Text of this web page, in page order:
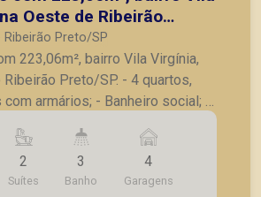
Oeste de Ribeirão
Ribeirão Preto/SP
223,06m², bairro Vila Virgínia,
Preto/SP. - 4 quartos,
armários; - Banheiro social; -
armários; - Área de serviço; -
lateral; - 4 vagas de
agilidade e segurança, em
2
Suítes
3
Banho
4
Garagens